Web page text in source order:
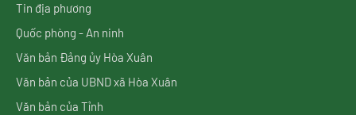
Tin địa phương
Quốc phòng - An ninh
Văn bản Đảng ủy Hòa Xuân
Văn bản của UBND xã Hòa Xuân
Văn bản của Tỉnh